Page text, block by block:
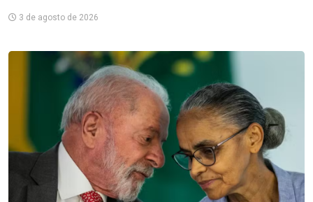
3 de agosto de 2026